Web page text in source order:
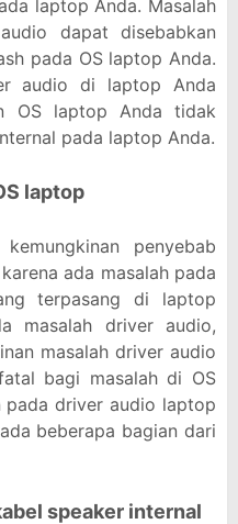
laptop Anda. Masalah
dapat disebabkan
pada OS laptop Anda.
audio di laptop Anda
OS laptop Anda tidak
pada laptop Anda.
laptop
penyebab
ada masalah pada
terpasang di laptop
masalah driver audio,
masalah driver audio
bagi masalah di OS
pada driver audio laptop
beberapa bagian dari
speaker internal